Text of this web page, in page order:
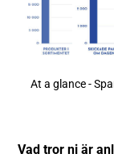
At a glance -
Vad tror ni är